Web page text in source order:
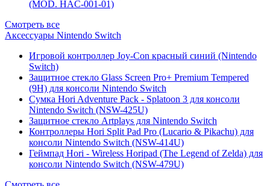
(MOD. HAC-001-01)
Смотреть все
Аксессуары Nintendo Switch
Игровой контроллер Joy-Con красный синий (Nintendo
Switch)
Защитное стекло Glass Screen Pro+ Premium Tempered
(9H) для консоли Nintendo Switch
Сумка Hori Adventure Pack - Splatoon 3 для консоли
Nintendo Switch (NSW-425U)
Защитное стекло Artplays для Nintendo Switch
Контроллеры Hori Split Pad Pro (Lucario & Pikachu) для
консоли Nintendo Switch (NSW-414U)
Геймпад Hori - Wireless Horipad (The Legend of Zelda) для
консоли Nintendo Switch (NSW-479U)